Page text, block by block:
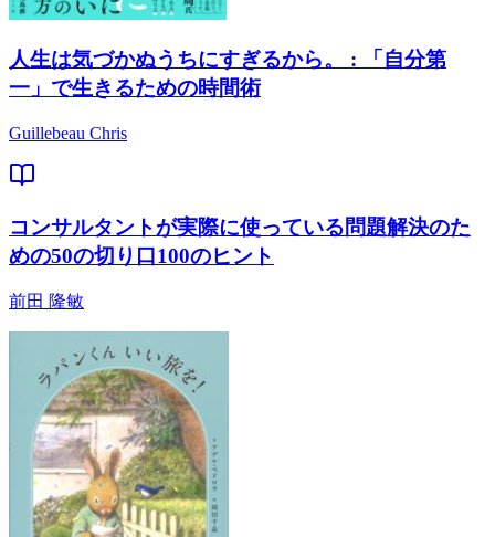
人生は気づかぬうちにすぎるから。 : 「自分第
一」で生きるための時間術
Guillebeau Chris
コンサルタントが実際に使っている問題解決のた
めの50の切り口100のヒント
前田 隆敏